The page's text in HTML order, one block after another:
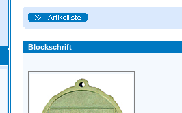
Blockschrift